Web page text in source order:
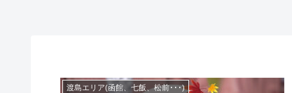
渡島エリア(函館、七飯、松前･･･)